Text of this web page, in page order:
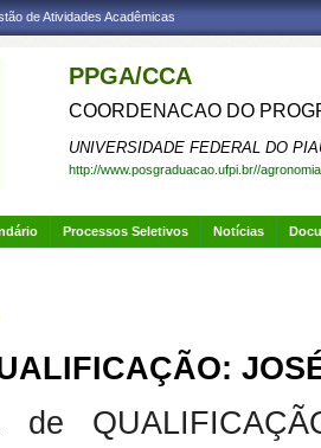
de Atividades Acadêmicas
PPGA/CCA
COORDENACAO DO
UNIVERSIDADE FEDERAL DO
http://www.posgraduacao.ufpi.br//agronomia
Processos Seletivos Notícias
de